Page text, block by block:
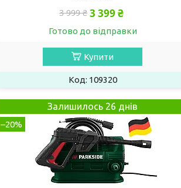
3 999 ₴ 3 399 ₴
Готово до відправки
Купити
109320
Залишилось 26 днів
–20%